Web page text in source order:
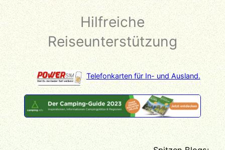
Hilfreiche
Reiseunterstützung
Telefonkarten für In- und Ausland.